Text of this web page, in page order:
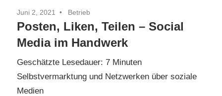
Juni 2, 2021 Betrieb
Posten, Liken, Teilen – Social
Media im Handwerk
Geschätzte Lesedauer: 7 Minuten
Selbstvermarktung und Netzwerken über soziale
Medien